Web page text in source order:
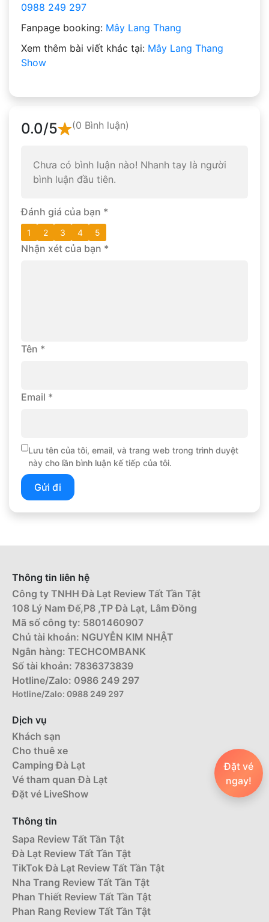
0988 249 297
Fanpage booking: Mây Lang Thang
Xem thêm bài viết khác tại: Mây Lang Thang
Show
0.0/5 (0 Bình luận)
Chưa có bình luận nào! Nhanh tay là người
bình luận đầu tiên.
Đánh giá của bạn *
1 2 3 4 5
Nhận xét của bạn *
Tên *
Email *
Lưu tên của tôi, email, và trang web trong trình duyệt
này cho lần bình luận kế tiếp của tôi.
Đặt vé
ngay!
Thông tin liên hệ
Công ty TNHH Đà Lạt Review Tất Tần Tật
108 Lý Nam Đế,P8 ,TP Đà Lạt, Lâm Đồng
Mã số công ty: 5801460907
Chủ tài khoản: NGUYỄN KIM NHẬT
Ngân hàng: TECHCOMBANK
Số tài khoản: 7836373839
Hotline/Zalo: 0986 249 297
Hotline/Zalo: 0988 249 297
Dịch vụ
Khách sạn
Cho thuê xe
Camping Đà Lạt
Vé tham quan Đà Lạt
Đặt vé LiveShow
Thông tin
Sapa Review Tất Tần Tật
Đà Lạt Review Tất Tần Tật
TikTok Đà Lạt Review Tất Tần Tật
Nha Trang Review Tất Tần Tật
Phan Thiết Review Tất Tần Tật
Phan Rang Review Tất Tần Tật